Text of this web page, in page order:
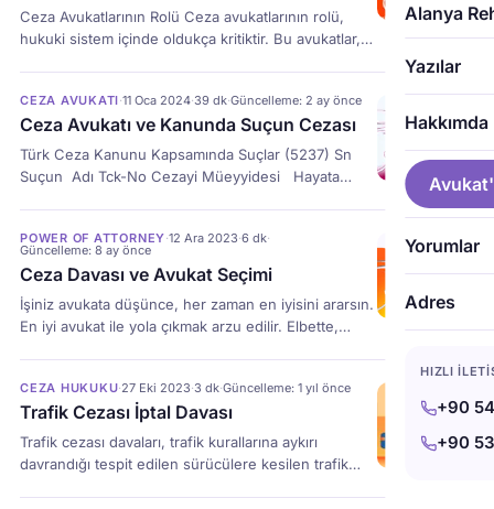
Alanya
Yazılar
Hakkımda
Yorumlar
Adres
HIZLI
+90
+90
ceza infaz kurumunda verilecek.Şartlı tahliye oranı
daha yüksek olan suçlarda, toplam cezanın 1/10’u
Ceza Avukatlarının Rolü Ceza avukatlarının rolü,
hukuki sistem içinde oldukça kritiktir. Bu avukatlar,
Alanya gibi hukuki süreçlerin karmaşıklık gösterdiği
yerlerde ceza avukatlarının bilgisi ve tecrübesi,
müvekkilleri için önemli bir avantaj sağlar.
Müvekkillerinin haklarını koruma ve savunma
CEZA AVUKATI·11 Oca 2024·39 dk·Güncelleme: 2 ay önce
Ceza Avukatı ve Kanunda Suçun Cezası
Türk Ceza Kanunu Kapsamında Suçlar (5237) Sn
Suçun Adı Tck-No Cezayi Müeyyidesi Hayata
Md-81 Müebbet Hapis 3 Kasten Öldürmenin(Nitelikli
Halleri) Md-82 Ağırlaşmış Müebbet Hp. 4 Kasten
Adam Öldürmenin İhmali Davranışla
işlenmesi(Doktorların Ihmali Davranışı Neticesinde
Ölüm Meydana […]
POWER OF ATTORNEY·12 Ara 2023·6 dk·
Güncelleme: 8 ay önce
Ceza Davası ve Avukat Seçimi
İşiniz avukata düşünce, her zaman en iyisini ararsın.
En iyi avukat ile yola çıkmak arzu edilir. Elbette,
sonuçlar almak isteriz. Uzmanlığı olan Avukat en
kolay ve akılcı yöntem olmakla birlikte; Ülkemizde
hukuk alanında herhangi bir uzmanlık
bulunmamaktadır. Bu nedenle […]
CEZA HUKUKU·27 Eki 2023·3 dk·Güncelleme: 1 yıl önce
Trafik Cezası İptal Davası
Trafik cezası davaları, trafik kurallarına aykırı
davrandığı tespit edilen sürücülere kesilen trafik